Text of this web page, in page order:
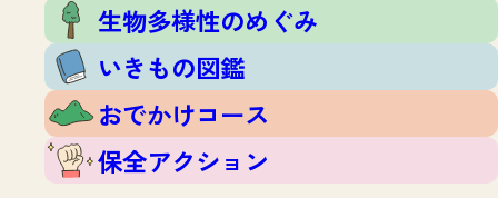
いきもの図鑑
おでかけコース
保全アクション
調査レポートTOP
調査結果
ふくおかいきものマップ
マッチング
マッチングTOP
掲載申し込みフォーム
お問合せ
生物多様性のめぐみ
いきもの図鑑
おでかけコース
保全アクション